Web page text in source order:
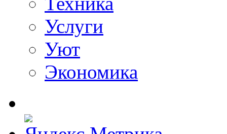
Услуги
Уют
Экономика